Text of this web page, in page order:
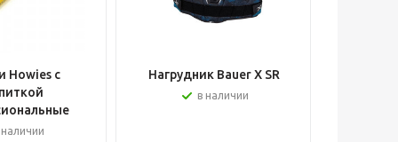
Howies с
Нагрудник Bauer X SR
в наличии